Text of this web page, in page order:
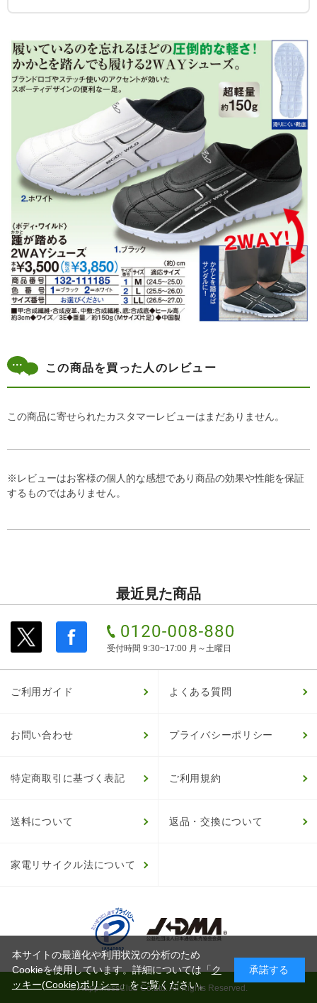
この商品を買った人のレビュー
この商品に寄せられたカスタマーレビューはまだありません。
※レビューはお客様の個人的な感想であり商品の効果や性能を保証
するものではありません。
最近見た商品
受付時間 9:30~17:00 月～土曜日
ご利用ガイド よくある質問
お問い合わせ プライバシーポリシー
特定商取引に基づく表記 ご利用規約
送料について 返品・交換について
家電リサイクル法について
© HappinessClub Co.Ltd. All Rights Reserved.
本サイトの最適化や利用状況の分析のため
Cookieを使用しています。詳細については「ク
ッキー(Cookie)ポリシー」をご覧ください。
承諾する